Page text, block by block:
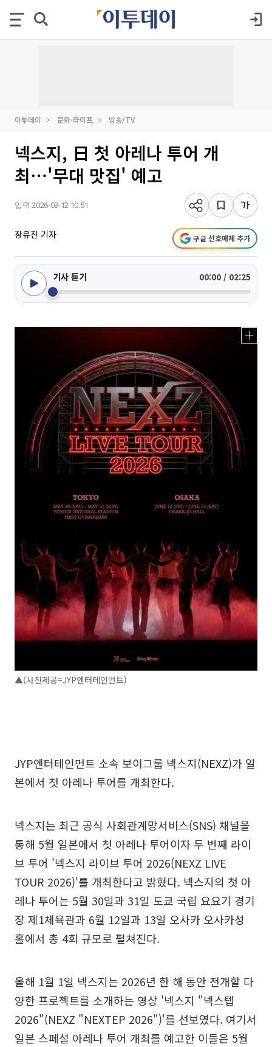
이투데이 문화·라이프 방송/TV
넥스지, 日 첫 아레나 투어 개
최⋯'무대 맛집' 예고
입력 2026-03-12 10:51
장유진 기자 구글 선호매체 추가
기사 듣기 00:00 / 02:25
▲(사진제공=JYP엔터테인먼트)
JYP엔터테인먼트 소속 보이그룹 넥스지(NEXZ)가 일
본에서 첫 아레나 투어를 개최한다.
넥스지는 최근 공식 사회관계망서비스(SNS) 채널을
통해 5월 일본에서 첫 아레나 투어이자 두 번째 라이
브 투어 '넥스지 라이브 투어 2026(NEXZ LIVE
TOUR 2026)'를 개최한다고 밝혔다. 넥스지의 첫 아
레나 투어는 5월 30일과 31일 도쿄 국립 요요기 경기
장 제1체육관과 6월 12일과 13일 오사카 오사카성
홀에서 총 4회 규모로 펼쳐진다.
올해 1월 1일 넥스지는 2026년 한 해 동안 전개할 다
양한 프로젝트를 소개하는 영상 '넥스지 "넥스텝
2026"(NEXZ "NEXTEP 2026")'를 선보였다. 여기서
일본 스페셜 아레나 투어 개최를 예고한 이들은 5월